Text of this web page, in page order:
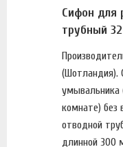
Сифон для
трубный
(Шотландия).
умывальника
комнате) без
отводной
длинной 300